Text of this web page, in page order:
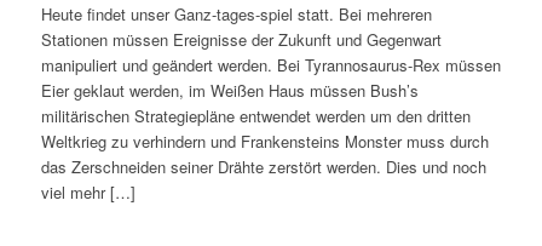
Heute findet unser Ganz-tages-spiel statt. Bei mehreren
Stationen müssen Ereignisse der Zukunft und Gegenwart
manipuliert und geändert werden. Bei Tyrannosaurus-Rex müssen
Eier geklaut werden, im Weißen Haus müssen Bush’s
militärischen Strategiepläne entwendet werden um den dritten
Weltkrieg zu verhindern und Frankensteins Monster muss durch
das Zerschneiden seiner Drähte zerstört werden. Dies und noch
viel mehr […]